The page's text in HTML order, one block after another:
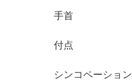
手首
付点
シンコペーション